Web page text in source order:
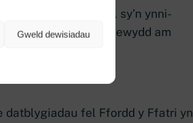
Gweld dewisiadau
o ansawdd uchel sy’n ynni-
yng Nghasnewydd am
datblygiadau fel Ffordd y Ffatri yn